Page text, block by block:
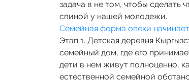
задача в не том, чтобы сделать
спиной у нашей молодежи.
Семейная форма опеки
Этап 1. Детская деревня
семейный дом, где его
дети в нем живут полноценно,
естественной семейной